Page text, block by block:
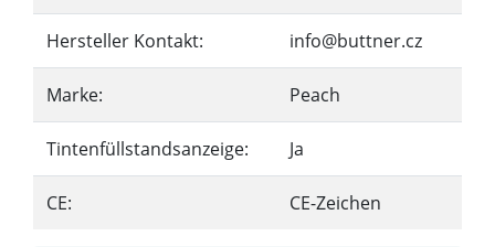
Hersteller Kontakt: info@buttner.cz
Marke: Peach
Tintenfüllstandsanzeige: Ja
CE: CE-Zeichen